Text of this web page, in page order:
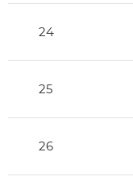
24
25
26